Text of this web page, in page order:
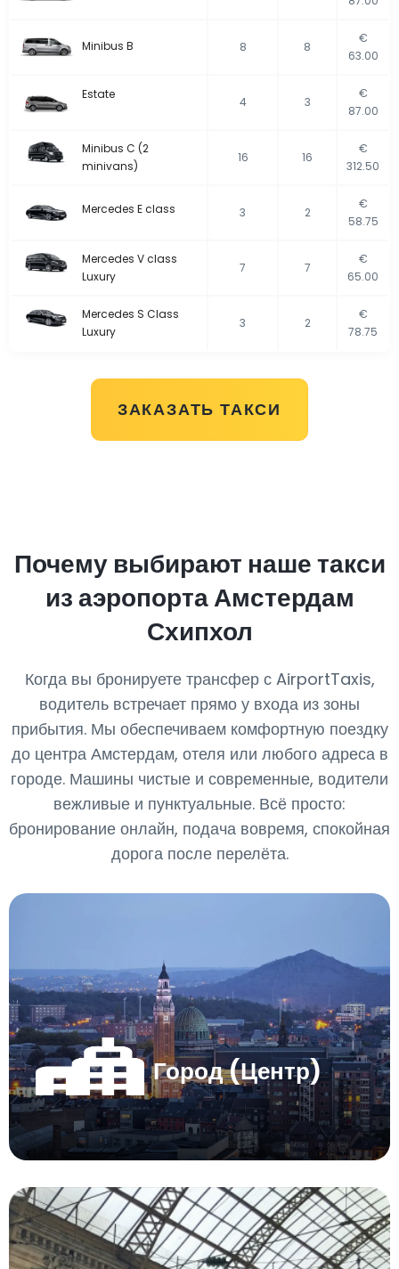
Minibus B 8 8
€
63.00
Estate
4 3
€
87.00
Minibus C (2
minivans)
16 16
€
312.50
Mercedes E class 3 2
€
58.75
Mercedes V class
Luxury
7 7
€
65.00
Mercedes S Class
Luxury
3 2
€
78.75
ЗАКАЗАТЬ ТАКСИ
Почему выбирают наше такси
из аэропорта Амстердам
Схипхол
Когда вы бронируете трансфер с AirportTaxis,
водитель встречает прямо у входа из зоны
прибытия. Мы обеспечиваем комфортную поездку
до центра Амстердам, отеля или любого адреса в
городе. Машины чистые и современные, водители
вежливые и пунктуальные. Всё просто:
бронирование онлайн, подача вовремя, спокойная
дорога после перелёта.
Город (Центр)